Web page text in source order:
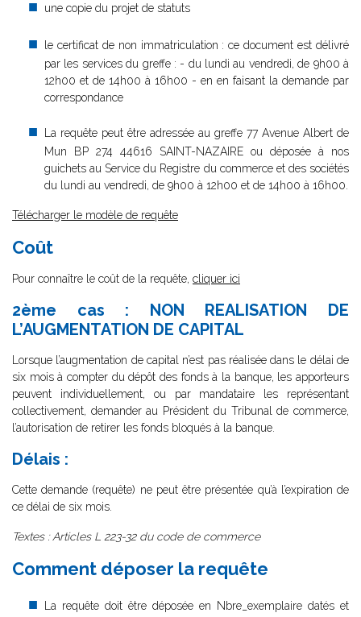
une copie du projet de statuts
le certificat de non immatriculation : ce document est délivré
par les services du greffe : - du lundi au vendredi, de 9h00 à
12h00 et de 14h00 à 16h00 - en en faisant la demande par
correspondance
La requête peut être adressée au greffe 77 Avenue Albert de
Mun BP 274 44616 SAINT-NAZAIRE ou déposée à nos
guichets au Service du Registre du commerce et des sociétés
du lundi au vendredi, de 9h00 à 12h00 et de 14h00 à 16h00.
Télécharger le modèle de requête
Coût
Pour connaître le coût de la requête, cliquer ici
2ème cas : NON REALISATION DE
L’AUGMENTATION DE CAPITAL
Lorsque l’augmentation de capital n’est pas réalisée dans le délai de
six mois à compter du dépôt des fonds à la banque, les apporteurs
peuvent individuellement, ou par mandataire les représentant
collectivement, demander au Président du Tribunal de commerce,
l’autorisation de retirer les fonds bloqués à la banque.
Délais :
Cette demande (requête) ne peut être présentée qu’à l’expiration de
ce délai de six mois.
Textes : Articles L 223-32 du code de commerce
Comment déposer la requête
La requête doit être déposée en Nbre_exemplaire datés et